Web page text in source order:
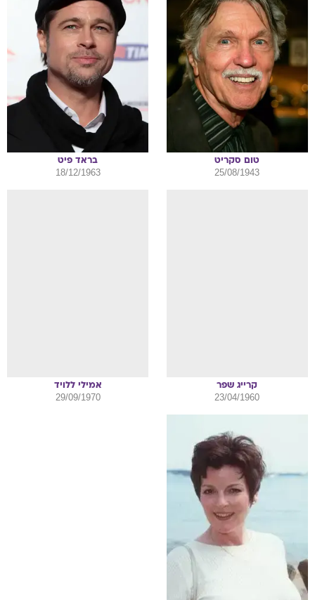
טום סקריט
25/08/1943
בראד פיט
18/12/1963
קרייג שפר
23/04/1960
אמילי ללויד
29/09/1970